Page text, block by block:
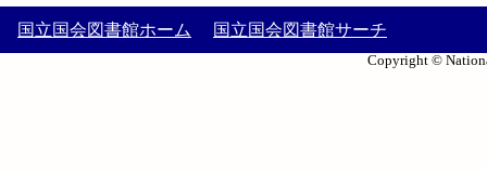
国立国会図書館ホーム 国立国会図書館サーチ
Copyright ©